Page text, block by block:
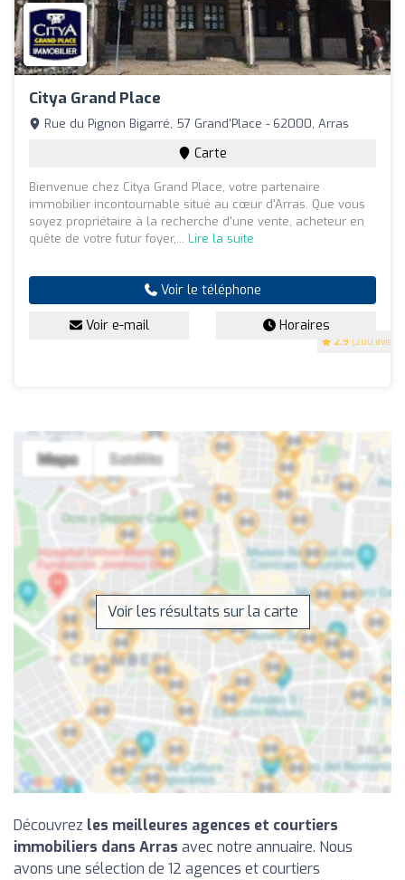
Citya Grand Place
2.9 (200 avis)
Rue du Pignon Bigarré, 57 Grand'Place - 62000, Arras
Carte
Bienvenue chez Citya Grand Place, votre partenaire
immobilier incontournable situé au cœur d'Arras. Que vous
soyez propriétaire à la recherche d'une vente, acheteur en
quête de votre futur foyer,... Lire la suite
Voir le téléphone
Voir e-mail Horaires
Voir les résultats sur la carte
Découvrez les meilleures agences et courtiers
immobiliers dans Arras avec notre annuaire. Nous
avons une sélection de 12 agences et courtiers